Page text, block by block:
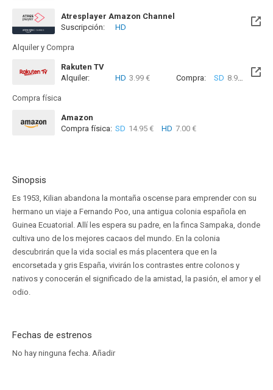
Atresplayer Amazon Channel
Suscripción:
HD
Alquiler y Compra
Rakuten TV
Alquiler:
HD 3.99 € Compra: SD 8.99 € HD
Compra física
Amazon
Compra física: SD 14.95 € HD 7.00 €
Sinopsis
Es 1953, Kilian abandona la montaña oscense para emprender con su
hermano un viaje a Fernando Poo, una antigua colonia española en
Guinea Ecuatorial. Allí les espera su padre, en la finca Sampaka, donde
cultiva uno de los mejores cacaos del mundo. En la colonia
descubrirán que la vida social es más placentera que en la
encorsetada y gris España, vivirán los contrastes entre colonos y
nativos y conocerán el significado de la amistad, la pasión, el amor y el
odio.
Fechas de estrenos
No hay ninguna fecha. Añadir